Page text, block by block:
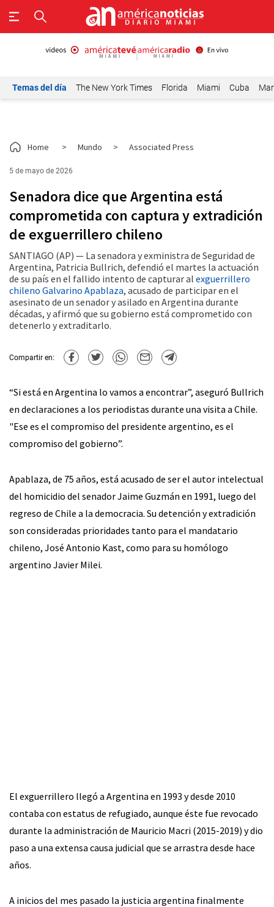
Temas del día The New York Times Florida Miami Cuba
Home > Mundo > Associated Press
5 de mayo de 2026
Senadora dice que Argentina está
comprometida con captura y extradición
de exguerrillero chileno
SANTIAGO (AP) — La senadora y exministra de Seguridad de
Argentina, Patricia Bullrich, defendió el martes la actuación
de su país en el fallido intento de capturar al exguerrillero
chileno Galvarino Apablaza, acusado de participar en el
asesinato de un senador y asilado en Argentina durante
décadas, y afirmó que su gobierno está comprometido con
detenerlo y extraditarlo.
Compartir en:
“Si está en Argentina lo vamos a encontrar”, aseguró Bullrich
en declaraciones a los periodistas durante una visita a Chile.
"Ese es el compromiso del presidente argentino, es el
compromiso del gobierno”.
Apablaza, de 75 años, está acusado de ser el autor intelectual
del homicidio del senador Jaime Guzmán en 1991, luego del
regreso de Chile a la democracia. Su detención y extradición
son consideradas prioridades tanto para el mandatario
chileno, José Antonio Kast, como para su homólogo
argentino Javier Milei.
El exguerrillero llegó a Argentina en 1993 y desde 2010
contaba con estatus de refugiado, aunque éste fue revocado
durante la administración de Mauricio Macri (2015-2019) y dio
paso a una extensa causa judicial que se arrastra desde hace
años.
A inicios del mes pasado la justicia argentina finalmente